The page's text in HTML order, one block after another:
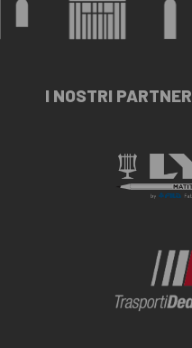
I NOSTRI PARTNER